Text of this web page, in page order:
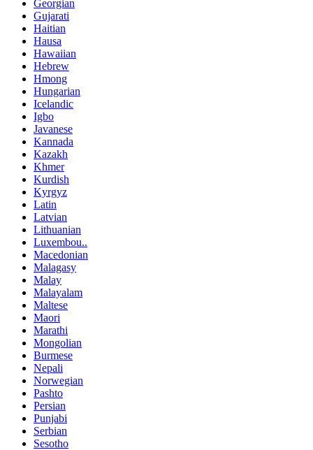
Georgian
Gujarati
Haitian
Hausa
Hawaiian
Hebrew
Hmong
Hungarian
Icelandic
Igbo
Javanese
Kannada
Kazakh
Khmer
Kurdish
Kyrgyz
Latin
Latvian
Lithuanian
Luxembou..
Macedonian
Malagasy
Malay
Malayalam
Maltese
Maori
Marathi
Mongolian
Burmese
Nepali
Norwegian
Pashto
Persian
Punjabi
Serbian
Sesotho